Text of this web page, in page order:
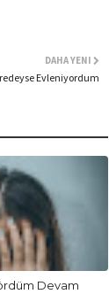
DAHA YENI
Evleniyordum
Devam